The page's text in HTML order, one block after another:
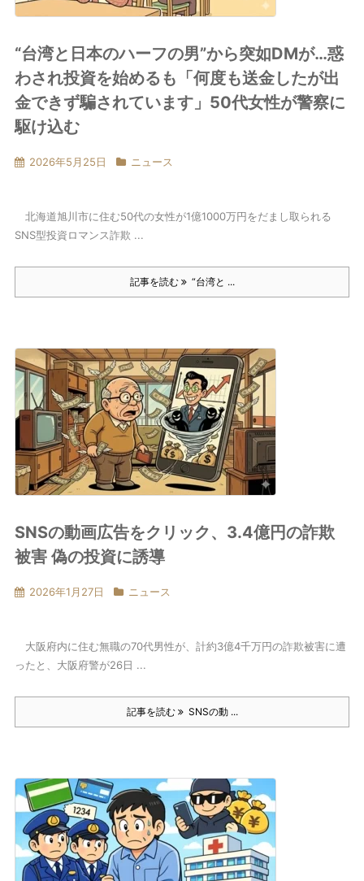
“台湾と日本のハーフの男”から突如DMが…惑
わされ投資を始めるも「何度も送金したが出
金できず騙されています」50代女性が警察に
駆け込む
2026年5月25日 ニュース
北海道旭川市に住む50代の女性が1億1000万円をだまし取られる
SNS型投資ロマンス詐欺 ...
記事を読む “台湾と ...
SNSの動画広告をクリック、3.4億円の詐欺
被害 偽の投資に誘導
2026年1月27日 ニュース
大阪府内に住む無職の70代男性が、計約3億4千万円の詐欺被害に遭
ったと、大阪府警が26日 ...
記事を読む SNSの動 ...